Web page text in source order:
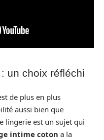
un choix réfléchi
de plus en plus
aussi bien que
lingerie est un sujet qui
intime coton a la